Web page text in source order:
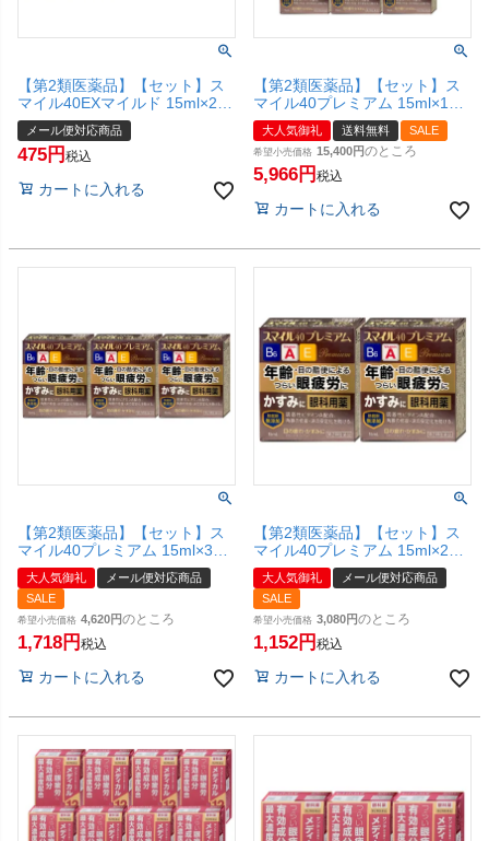
【第2類医薬品】【セット】ス
マイル40EXマイルド 15ml×2個
【ライオン株式会社】【目薬/目
の疲れ/目のかすみ/充血/かゆ
み】【メール便対応商品】
メール便対応商品
475 税込
カートに入れる
【第2類医薬品】【セット】ス
マイル40プレミアム 15ml×10
個【ライオン株式会社】【宅配
便送料無料】
大人気御礼 送料無料 SALE
希望小売価格 15,400 のところ
5,966 税込
カートに入れる
【第2類医薬品】【セット】ス
マイル40プレミアム 15ml×3個
【ライオン株式会社】【メール
便対応商品】【SBT】
大人気御礼
メール便対応商品
SALE
希望小売価格 4,620 のところ
1,718 税込
カートに入れる
【第2類医薬品】【セット】ス
マイル40プレミアム 15ml×2個
【ライオン株式会社】【メール
便対応商品】【SBT】
大人気御礼
メール便対応商品
SALE
希望小売価格 3,080 のところ
1,152 税込
カートに入れる